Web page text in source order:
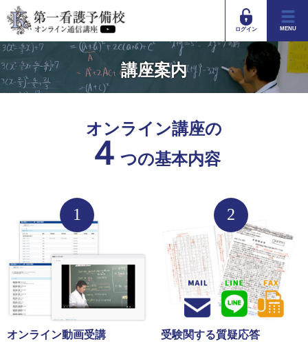
MENU
ログイン
講座案内
オンライン講座の
４ つの基本内容
1
オンライン動画受講
2
受験関する質疑応答